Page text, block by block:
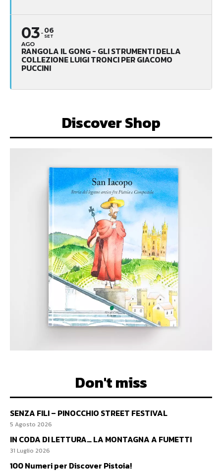
03
AGO
06
SET
RANGOLA IL GONG - GLI STRUMENTI DELLA
COLLEZIONE LUIGI TRONCI PER GIACOMO
PUCCINI
Discover Shop
Don't miss
SENZA FILI – PINOCCHIO STREET FESTIVAL
5 Agosto 2026
IN CODA DI LETTURA… LA MONTAGNA A FUMETTI
31 Luglio 2026
100 Numeri per Discover Pistoia!